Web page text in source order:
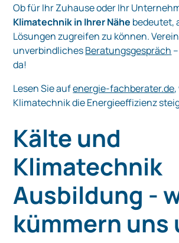
Ob für Ihr Zuhause oder Ihr
Klimatechnik in Ihrer Nähe bedeutet,
Lösungen zugreifen zu können.
unverbindlichesBeratungsgespräch
da!
Lesen Sie aufenergie-fachberater.de
Klimatechnik die Energieeffizienz
Kälte und
Klimatechnik
Ausbildung -
kümmern uns